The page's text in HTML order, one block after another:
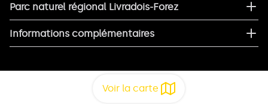
Voir la carte
Parc naturel régional Livradois-Forez
Informations complémentaires